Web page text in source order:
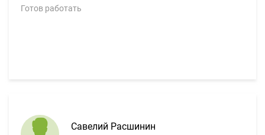
Готов работать
Савелий Расшинин